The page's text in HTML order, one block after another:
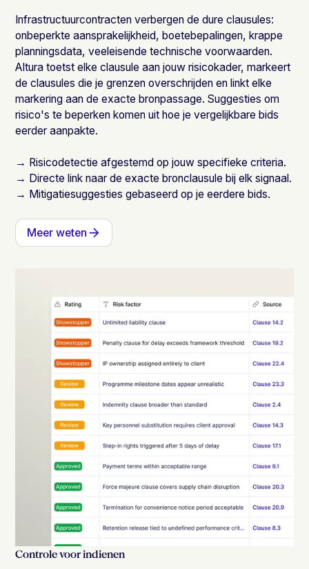
Infrastructuurcontracten verbergen de dure clausules:
onbeperkte aansprakelijkheid, boetebepalingen, krappe
planningsdata, veeleisende technische voorwaarden.
Altura toetst elke clausule aan jouw risicokader, markeert
de clausules die je grenzen overschrijden en linkt elke
markering aan de exacte bronpassage. Suggesties om
risico's te beperken komen uit hoe je vergelijkbare bids
eerder aanpakte.
→ Risicodetectie afgestemd op jouw specifieke criteria.
→ Directe link naar de exacte bronclausule bij elk signaal.
→ Mitigatiesuggesties gebaseerd op je eerdere bids.
Meer weten
Controle voor indienen